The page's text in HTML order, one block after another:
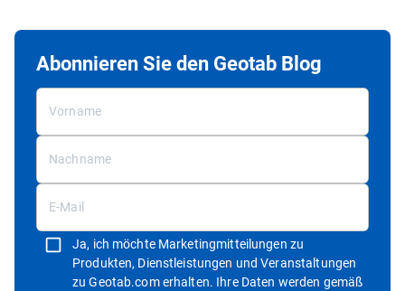
Abonnieren Sie den Geotab Blog
Ja, ich möchte Marketingmitteilungen zu
Produkten, Dienstleistungen und Veranstaltungen
zu Geotab.com erhalten. Ihre Daten werden gemäß